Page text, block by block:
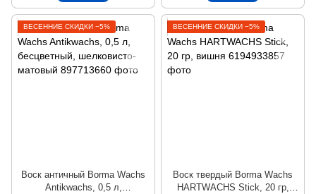
ВЕСЕННИЕ СКИДКИ −5%
Воск античный Borma Wachs
Antikwachs, 0,5 л,
ВЕСЕННИЕ СКИДКИ −5%
Воск твердый Borma Wachs
HARTWACHS Stick, 20 гр,